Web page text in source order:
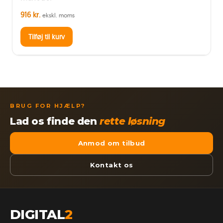
916 kr. ekskl. moms
Tilføj til kurv
BRUG FOR HJÆLP?
Lad os finde denrette løsning
Anmod om tilbud
Kontakt os
DIGITAL2